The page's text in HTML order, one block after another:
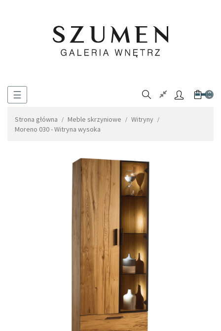
Toggle
☰ 0
Strona główna Meble skrzyniowe
Witryny
Moreno 030 - Witryna wysoka